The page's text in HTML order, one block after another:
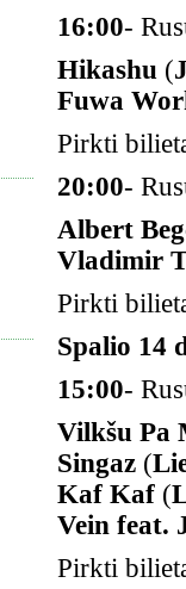
16:00-
Hikashu (
Fuwa
Pirkti
20:00-
Albert
Vladimir
Pirkti
Spalio 14
15:00-
Vilkšu Pa
Singaz (
Kaf Kaf (
Vein feat.
Pirkti